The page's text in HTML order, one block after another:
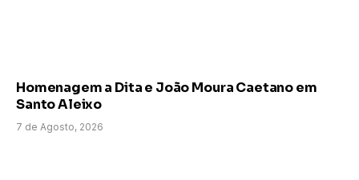
Homenagem a Dita e João Moura Caetano em
Santo Aleixo
7 de Agosto, 2026